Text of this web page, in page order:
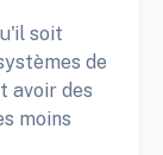
soit
de
avoir des
moins